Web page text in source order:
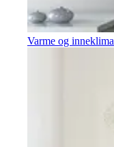
Varme og inneklima